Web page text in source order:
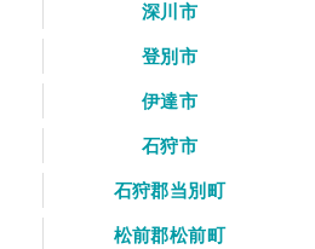
深川市
登別市
伊達市
石狩市
石狩郡当別町
松前郡松前町